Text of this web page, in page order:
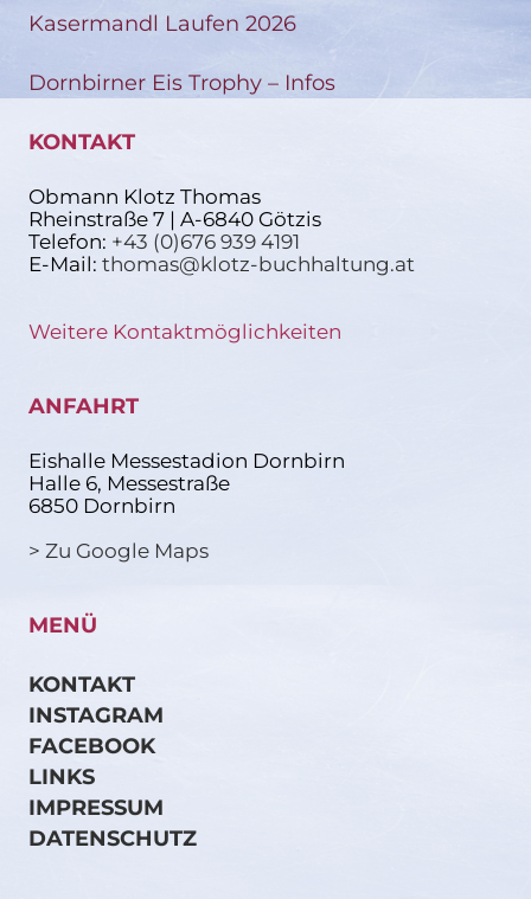
Kasermandl Laufen 2026
Dornbirner Eis Trophy – Infos
KONTAKT
Obmann Klotz Thomas
Rheinstraße 7 | A-6840 Götzis
Telefon: +43 (0)676 939 4191
E-Mail: thomas@klotz-buchhaltung.at
Weitere Kontaktmöglichkeiten
ANFAHRT
Eishalle Messestadion Dornbirn
Halle 6, Messestraße
6850 Dornbirn
> Zu Google Maps
MENÜ
KONTAKT
INSTAGRAM
FACEBOOK
LINKS
IMPRESSUM
DATENSCHUTZ